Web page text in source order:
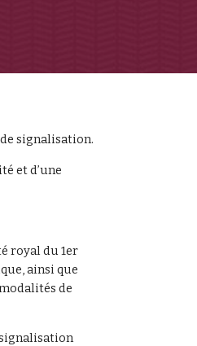
signalisation.
et d’une
royal du 1er
ainsi que
de